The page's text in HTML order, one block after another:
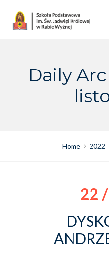
content
Daily
Home 2022
22 /